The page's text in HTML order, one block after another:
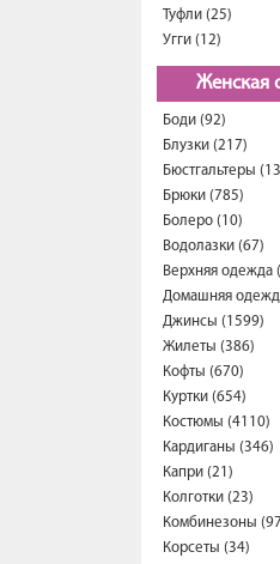
Туфли (25)
Угги (12)
Женская
Боди (92)
Блузки (217)
Бюстгальтеры
Брюки (785)
Болеро (10)
Водолазки (67)
Верхняя одежда
Домашняя
Джинсы (1599)
Жилеты (386)
Кофты (670)
Куртки (654)
Костюмы (4110)
Кардиганы (346)
Капри (21)
Колготки (23)
Комбинезоны
Корсеты (34)